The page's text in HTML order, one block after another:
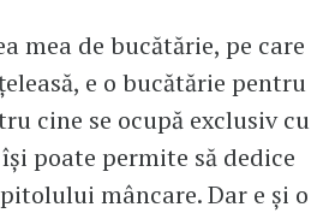
mea de bucătărie, pe care
e o bucătărie pentru
cine se ocupă exclusiv cu
poate permite să dedice
mâncare. Dar e și o